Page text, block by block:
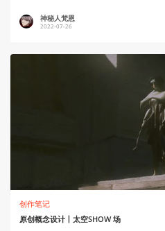
神秘人梵恩
2022-07-26
创作笔记
原创概念设计丨太空SHOW 场